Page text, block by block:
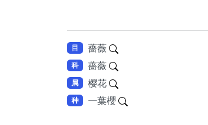
目 薔薇
科 薔薇
属 樱花
种 一葉櫻